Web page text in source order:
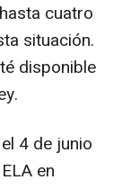
cuatro
situación.
disponible
4 de junio
en